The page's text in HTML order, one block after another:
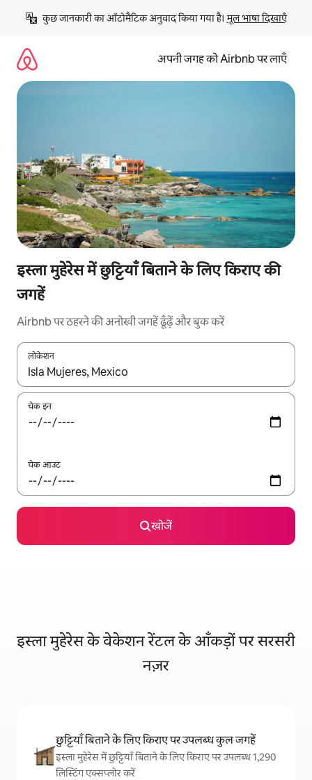
छोड़कर
कॉन्टेंट
कुछ जानकारी का ऑटोमैटिक अनुवाद किया गया है। मूल भाषा दिखाएँ
अपनी जगह को Airbnb पर लाएँ
इस्ला मुहेरेस में छुट्टियाँ बिताने के लिए किराए की
जगहें
Airbnb पर ठहरने की अनोखी जगहें ढूँढ़ें और बुक करें
लोकेशन
नतीजों के उपलब्ध होने पर, अप और डाउन 'ऐरो की' का इस्तेमाल करके नेविगेट
चेक इन
चेक आउट
खोजें
इस्ला मुहेरेस के वेकेशन रेंटल के आँकड़ों पर सरसरी
नज़र
छुट्टियाँ बिताने के लिए किराए पर उपलब्ध कुल जगहें
इस्ला मुहेरेस में छुट्टियाँ बिताने के लिए किराए पर उपलब्ध 1,290
लिस्टिंग एक्सप्लोर करें